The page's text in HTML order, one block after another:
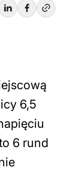
6,5
6 rund